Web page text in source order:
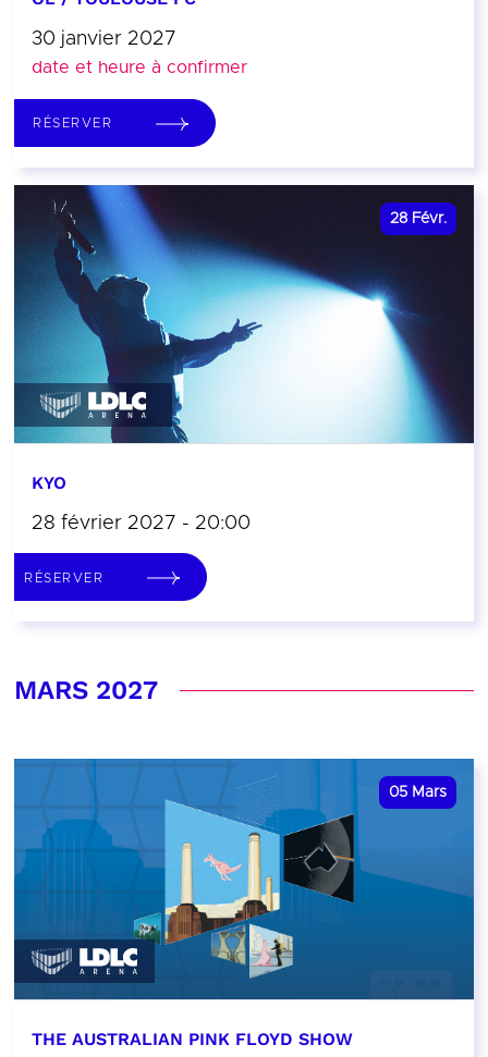
30 janvier 2027
date et heure à confirmer
RÉSERVER
28 Févr.
KYO
28 février 2027 - 20:00
RÉSERVER
MARS 2027
05 Mars
THE AUSTRALIAN PINK FLOYD SHOW